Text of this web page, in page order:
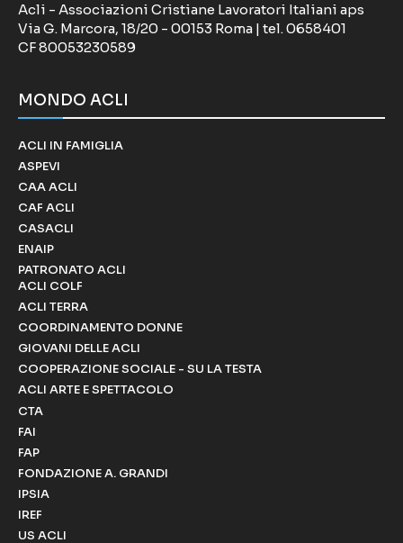
Acli - Associazioni Cristiane Lavoratori Italiani aps
Via G. Marcora, 18/20 - 00153 Roma | tel. 0658401
CF 80053230589
MONDO ACLI
ACLI IN FAMIGLIA
ASPEVI
CAA ACLI
CAF ACLI
CASACLI
ENAIP
PATRONATO ACLI
ACLI COLF
ACLI TERRA
COORDINAMENTO DONNE
GIOVANI DELLE ACLI
COOPERAZIONE SOCIALE - SU LA TESTA
ACLI ARTE E SPETTACOLO
CTA
FAI
FAP
FONDAZIONE A. GRANDI
IPSIA
IREF
US ACLI